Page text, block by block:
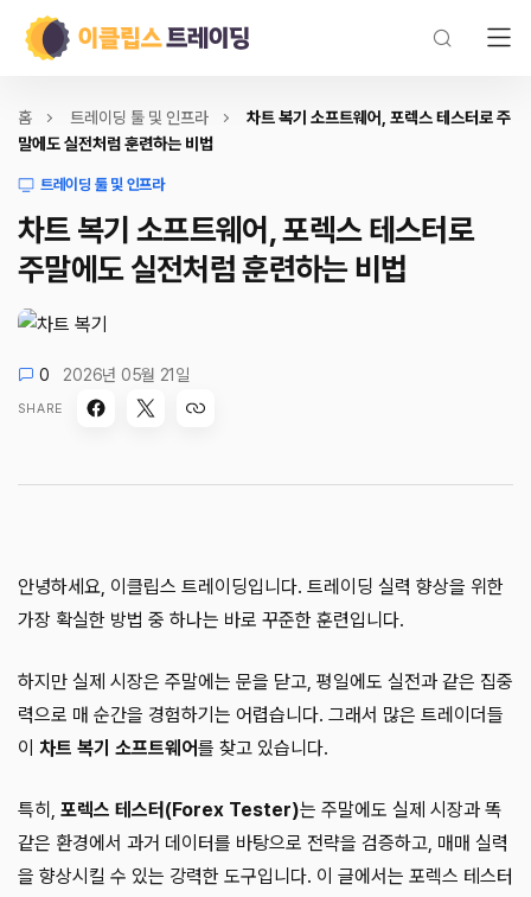
홈 트레이딩 툴 및 인프라
차트 복기 소프트웨어, 포렉스 테스터로 주
말에도 실전처럼 훈련하는 비법
트레이딩 툴 및 인프라
차트 복기 소프트웨어, 포렉스 테스터로
주말에도 실전처럼 훈련하는 비법
0 2026년 05월 21일
SHARE
안녕하세요, 이클립스 트레이딩입니다. 트레이딩 실력 향상을 위한
가장 확실한 방법 중 하나는 바로 꾸준한 훈련입니다.
하지만 실제 시장은 주말에는 문을 닫고, 평일에도 실전과 같은 집중
력으로 매 순간을 경험하기는 어렵습니다. 그래서 많은 트레이더들
이 차트 복기 소프트웨어를 찾고 있습니다.
특히, 포렉스 테스터(Forex Tester)는 주말에도 실제 시장과 똑
같은 환경에서 과거 데이터를 바탕으로 전략을 검증하고, 매매 실력
을 향상시킬 수 있는 강력한 도구입니다. 이 글에서는 포렉스 테스터